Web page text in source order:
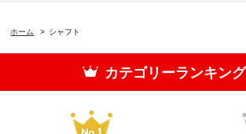
ホーム > シャフト
カテゴリーランキング